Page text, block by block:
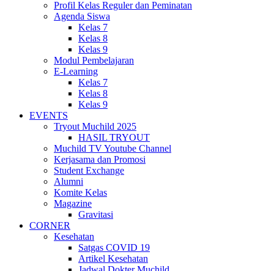
Profil Kelas Reguler dan Peminatan
Agenda Siswa
Kelas 7
Kelas 8
Kelas 9
Modul Pembelajaran
E-Learning
Kelas 7
Kelas 8
Kelas 9
EVENTS
Tryout Muchild 2025
HASIL TRYOUT
Muchild TV Youtube Channel
Kerjasama dan Promosi
Student Exchange
Alumni
Komite Kelas
Magazine
Gravitasi
CORNER
Kesehatan
Satgas COVID 19
Artikel Kesehatan